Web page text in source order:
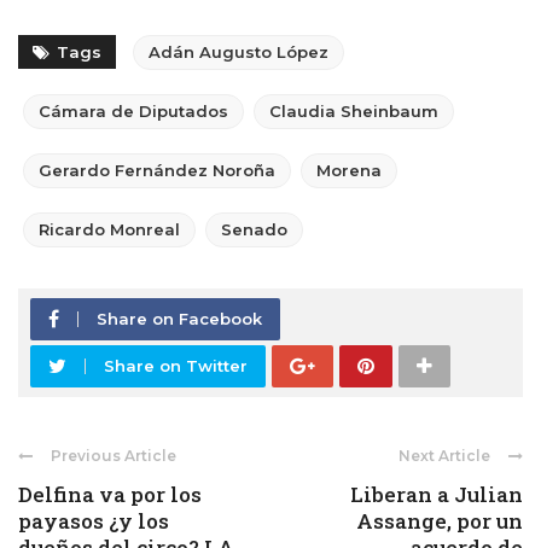
Tags Adán Augusto López
Cámara de Diputados Claudia Sheinbaum
Gerardo Fernández Noroña Morena
Ricardo Monreal Senado
Share on Facebook
Share on Twitter
Previous Article
Delfina va por los
payasos ¿y los
Next Article
Liberan a Julian
Assange, por un